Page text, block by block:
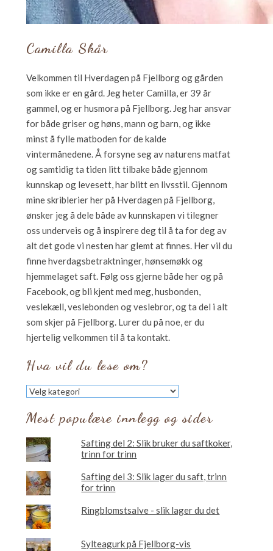
Camilla Skår
Velkommen til Hverdagen på Fjellborg og gården
som ikke er en gård. Jeg heter Camilla, er 39 år
gammel, og er husmora på Fjellborg. Jeg har ansvar
for både griser og høns, mann og barn, og ikke
minst å fylle matboden for de kalde
vintermånedene. Å forsyne seg av naturens matfat
og samtidig ta tiden litt tilbake både gjennom
kunnskap og levesett, har blitt en livsstil. Gjennom
mine skriblerier her på Hverdagen på Fjellborg,
ønsker jeg å dele både av kunnskapen vi tilegner
oss underveis og å inspirere deg til å ta for deg av
alt det gode vi nesten har glemt at finnes. Her vil du
finne hverdagsbetraktninger, hønsemøkk og
hjemmelaget saft. Følg oss gjerne både her og på
Facebook, og bli kjent med meg, husbonden,
veslekæll, veslebonden og veslebror, og ta del i alt
som skjer på Fjellborg. Lurer du på noe, er du
hjertelig velkommen til å ta kontakt.
Hva vil du lese om?
Hva
vil
du
lese
Mest populære innlegg og sider
Safting del 2: Slik bruker du saftkoker,
trinn for trinn
Safting del 3: Slik lager du saft, trinn
for trinn
Ringblomstsalve - slik lager du det
Sylteagurk på Fjellborg-vis